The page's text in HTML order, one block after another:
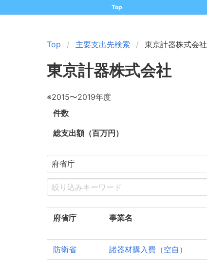
Top
Top 主要支出先検索 東京計器株式会社
東京計器株式会社
※2015〜2019年度
件数
総支出額（百万円）
府省庁 事業名
防衛省 諸器材購入費（空自）